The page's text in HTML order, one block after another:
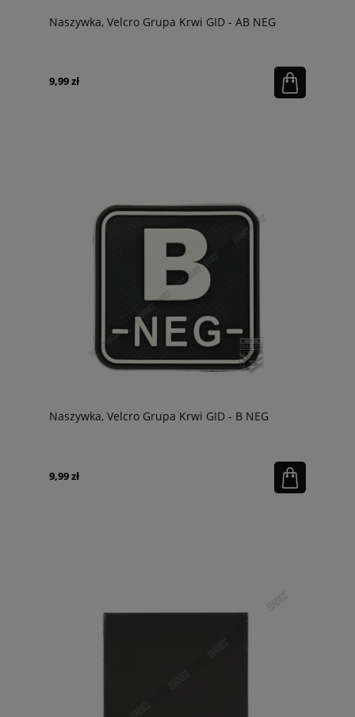
Naszywka, Velcro Grupa Krwi GID - AB NEG
9,99 zł
Naszywka, Velcro Grupa Krwi GID - B NEG
9,99 zł